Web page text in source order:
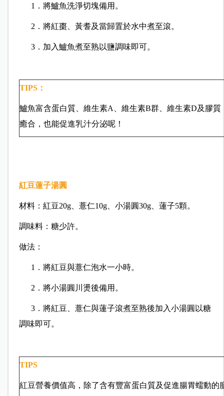
1．將鱸魚洗淨切塊備用。
2．將紅棗、黃耆及當歸置於水中煮至滾。
3．加入鱸魚煮至熟以鹽調味即可。
TIPS：
鱸魚富含蛋白質、維生素A 、維生素B群、維生素D及膠質
癒合，也能促進乳汁分泌呢！
紅豆蓮子湯圓
材料： 紅豆20g、薏仁10g、小湯圓30g、蓮子5顆。
調味料： 糖少許。
做法：
1．將紅豆與薏仁泡水一小時。
2．將小湯圓川燙後備用。
3．將紅豆、薏仁與蓮子滾煮至熟後加入小湯圓以糖
調味即可。
TIPS
紅豆營養價值高，除了含有豐富蛋白質及促進腸胃蠕動的